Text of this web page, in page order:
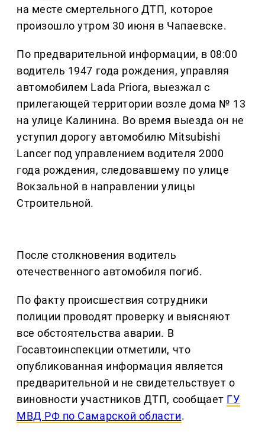
на месте смертельного ДТП, которое
произошло утром 30 июня в Чапаевске.
По предварительной информации, в 08:00
водитель 1947 года рождения, управляя
автомобилем Lada Priora, выезжал с
прилегающей территории возле дома № 13
на улице Калинина. Во время выезда он не
уступил дорогу автомобилю Mitsubishi
Lancer под управлением водителя 2000
года рождения, следовавшему по улице
Вокзальной в направлении улицы
Строительной.
После столкновения водитель
отечественного автомобиля погиб.
По факту происшествия сотрудники
полиции проводят проверку и выясняют
все обстоятельства аварии. В
Госавтоинспекции отметили, что
опубликованная информация является
предварительной и не свидетельствует о
виновности участников ДТП, сообщает ГУ
МВД РФ по Самарской области.